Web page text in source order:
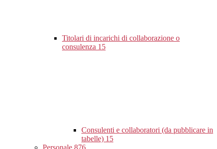
Titolari di incarichi di collaborazione o
consulenza 15
Consulenti e collaboratori (da pubblicare in
tabelle) 15